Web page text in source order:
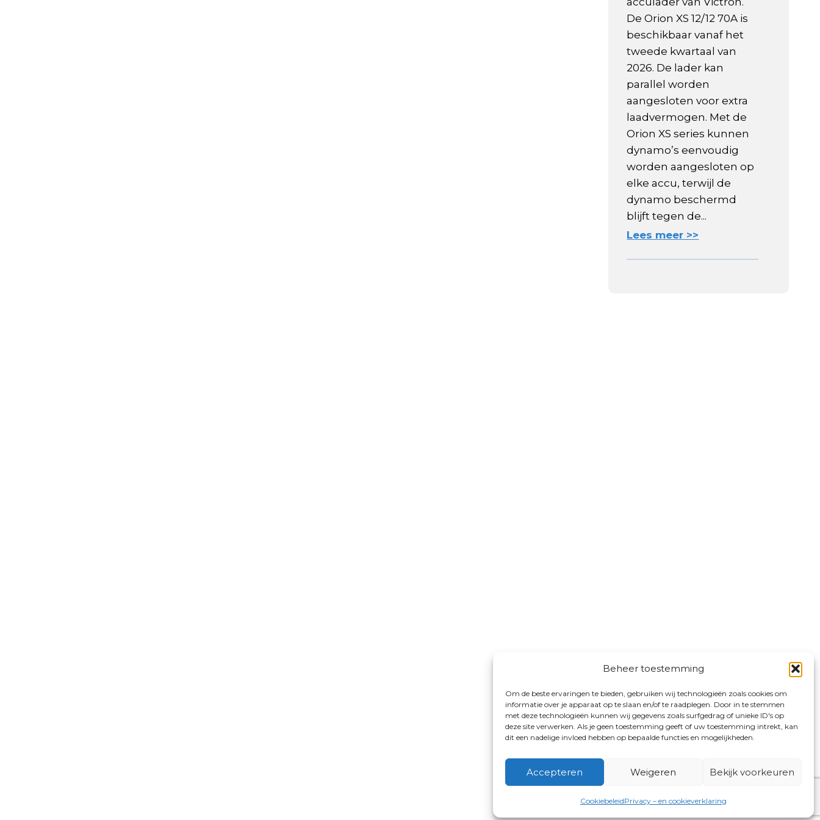
Beheer toestemming
Om de beste ervaringen te bieden, gebruiken wij technologieën zoals cookies om
informatie over je apparaat op te slaan en/of te raadplegen. Door in te stemmen
met deze technologieën kunnen wij gegevens zoals surfgedrag of unieke ID's op
deze site verwerken. Als je geen toestemming geeft of uw toestemming intrekt, kan
dit een nadelige invloed hebben op bepaalde functies en mogelijkheden.
Accepteren Weigeren Bekijk voorkeuren
CookiebeleidPrivacy – en cookieverklaring
De Orion XS 12/12 70A is
beschikbaar vanaf het
tweede kwartaal van
2026. De lader kan
parallel worden
aangesloten voor extra
laadvermogen. Met de
Orion XS series kunnen
dynamo’s eenvoudig
worden aangesloten op
elke accu, terwijl de
dynamo beschermd
blijft tegen de...
Lees meer >>